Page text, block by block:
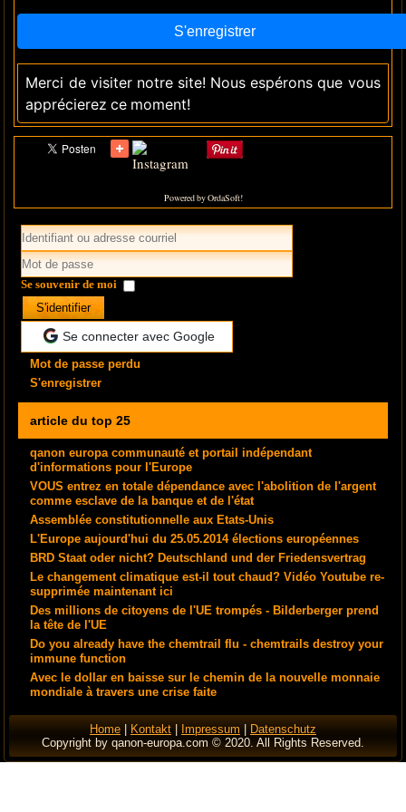
Merci de visiter notre site! Nous espérons que vous
apprécierez ce moment!
Powered by OrdaSoft!
Se souvenir de moi
S'identifier
Se connecter avec Google
Mot de passe perdu
S'enregistrer
article du top 25
qanon europa communauté et portail indépendant
d'informations pour l'Europe
VOUS entrez en totale dépendance avec l'abolition de l'argent
comme esclave de la banque et de l'état
Assemblée constitutionnelle aux Etats-Unis
L'Europe aujourd'hui du 25.05.2014 élections européennes
BRD Staat oder nicht? Deutschland und der Friedensvertrag
Le changement climatique est-il tout chaud? Vidéo Youtube re-
supprimée maintenant ici
Des millions de citoyens de l'UE trompés - Bilderberger prend
la tête de l'UE
Do you already have the chemtrail flu - chemtrails destroy your
immune function
Avec le dollar en baisse sur le chemin de la nouvelle monnaie
mondiale à travers une crise faite
Home Kontakt Impressum
Datenschutz
Copyright by qanon-europa.com © 2020. All Rights Reserved.